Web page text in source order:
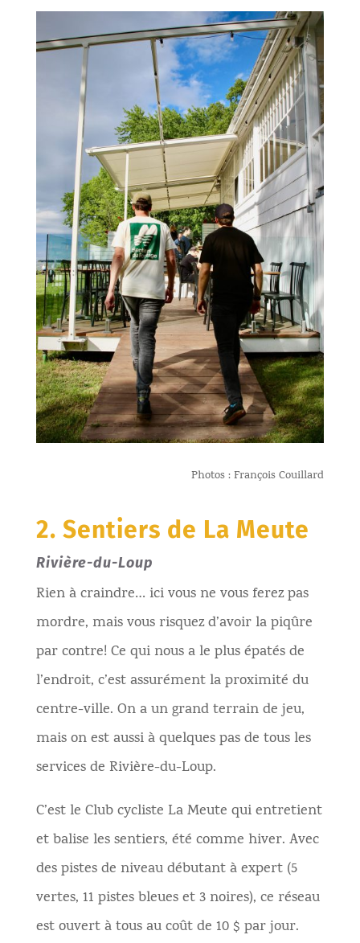
Photos : François Couillard
2. Sentiers de La Meute
Rivière-du-Loup
Rien à craindre… ici vous ne vous ferez pas
mordre, mais vous risquez d’avoir la piqûre
par contre! Ce qui nous a le plus épatés de
l’endroit, c’est assurément la proximité du
centre-ville. On a un grand terrain de jeu,
mais on est aussi à quelques pas de tous les
services de Rivière-du-Loup.
C’est le Club cycliste La Meute qui entretient
et balise les sentiers, été comme hiver. Avec
des pistes de niveau débutant à expert (5
vertes, 11 pistes bleues et 3 noires), ce réseau
est ouvert à tous au coût de 10 $ par jour.